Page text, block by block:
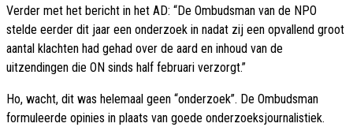
Verder met het bericht in het AD: “De Ombudsman van de NPO
stelde eerder dit jaar een onderzoek in nadat zij een opvallend groot
aantal klachten had gehad over de aard en inhoud van de
uitzendingen die ON sinds half februari verzorgt.”
Ho, wacht, dit was helemaal geen “onderzoek”. De Ombudsman
formuleerde opinies in plaats van goede onderzoeksjournalistiek.